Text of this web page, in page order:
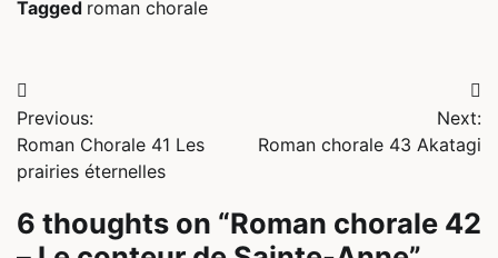
Tagged roman chorale
Navigation
de
l’article
Previous:
Roman Chorale 41 Les
prairies éternelles
Next:
Roman chorale 43 Akatagi
6 thoughts on “Roman chorale 42